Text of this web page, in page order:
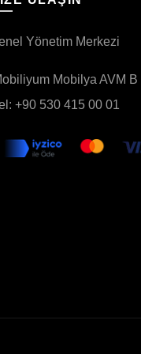
Yönetim Merkezi
Mobilya AVM
+90 530 415 00 01